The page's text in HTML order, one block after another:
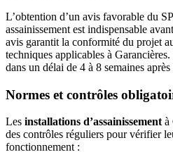
L’obtention d’un avis favorable du
assainissement est indispensable
avis garantit la conformité du projet
techniques applicables à
dans un délai de 4 à 8 semaines
Normes et contrôles
Les installations d’assainissementà
des contrôles réguliers pour vérifier
fonctionnement :